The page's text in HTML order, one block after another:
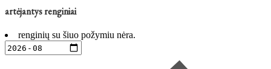
artėjantys renginiai
renginių su šiuo požymiu nėra.